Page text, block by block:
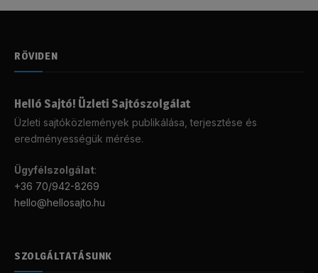
RÖVIDEN
Helló Sajtó! Üzleti Sajtószolgálat
Üzleti sajtóközlemények publikálása, terjesztése és
eredményességük mérése.
Ügyfélszolgálat:
+36 70/942-8269
hello@hellosajto.hu
SZOLGÁLTATÁSUNK